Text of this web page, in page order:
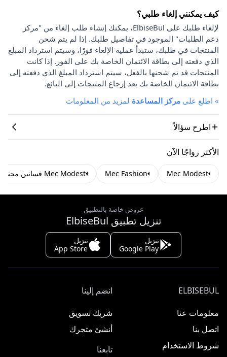
كيف يمكنني إلغاء طلبي؟
لإلغاء طلبك على ElbiseBul، يمكنك إنشاء طلب إلغاء من "مركز
دعم الطلبات" الموجود في تفاصيل طلبك. إذا لم يتم شحن
المنتجات في طلبك، ستبدأ عملية الإلغاء فورًا، وسيتم استرداد المبلغ
الذي دفعته إلى بطاقة الائتمان الخاصة بك على الفور. إذا كانت
المنتجات قد تم شحنها بالفعل، سيتم استرداد المبلغ الذي دفعته إلى
بطاقة الائتمان الخاصة بك بعد إرجاع المنتجات إلى البائع.
» اطلع على مركز المساعدة لمزيد من المعلومات
اطرح سؤالاً
الأكثر رواجًا الآن
Mec Modest
Mec Fashion Mec Modest فساتين محتشمة
عروض خاصة بالتطبيق
تنزيل تطبيق ElbiseBul
تنزيل
Google Play
تنزيل
App Store
ELBISEBUL
معلومات عنا
اتصل بنا
شروط الاستخدام
انضم إلينا
شريك تسويق
أنشئ متجرك
تابعنا